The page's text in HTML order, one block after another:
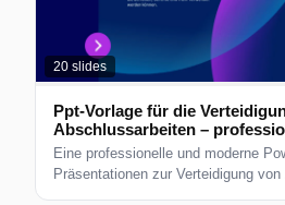
20 slides
Ppt-Vorlage für die
Abschlussarbeiten –
Eine professionelle und moderne
Präsentationen zur Verteidigung